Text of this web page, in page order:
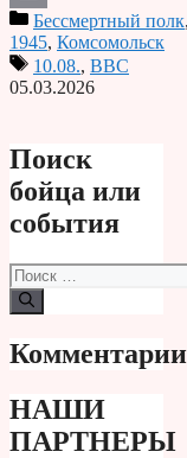
PrintБессмертный полк,
1945, Комсомольск
10.08., ВВС
05.03.2026
Поиск
бойца или
события
Поиск:
Комментарии
НАШИ
ПАРТНЕРЫ